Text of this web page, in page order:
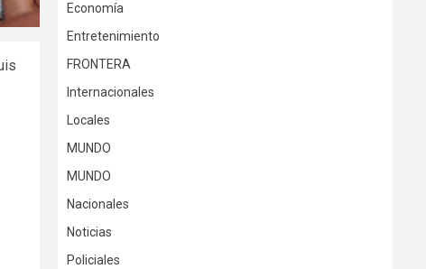
Economía
Entretenimiento
FRONTERA
Internacionales
Locales
MUNDO
MUNDO
Nacionales
Noticias
Policiales